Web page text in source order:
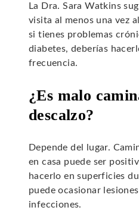
La Dra. Sara Watkins
visita al menos una vez
si tienes problemas
diabetes, deberías
frecuencia.
¿Es malo
descalzo?
Depende del lugar.
en casa puede ser
hacerlo en superficies
puede ocasionar
infecciones.